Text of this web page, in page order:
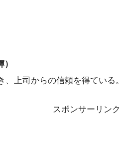
上司からの信頼を得ている。
スポンサーリンク